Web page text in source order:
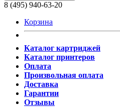
8 (495) 940-63-20
Корзина
Каталог картриджей
Каталог принтеров
Оплата
Произвольная оплата
Доставка
Гарантии
Отзывы